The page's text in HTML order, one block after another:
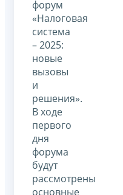
форум
«Налоговая
система
– 2025:
новые
вызовы
и
решения».
В ходе
первого
дня
форума
будут
рассмотрены
основные